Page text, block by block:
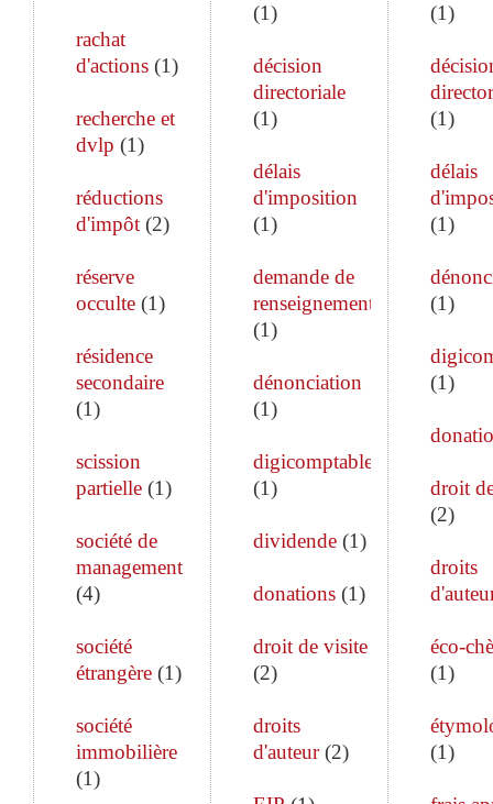
rachat
d'actions (1)
recherche et
dvlp (1)
réductions
d'impôt (2)
réserve
occulte (1)
résidence
secondaire
(1)
scission
partielle (1)
société de
management
(4)
société
étrangère (1)
société
immobilière
(1)
(1)
décision
directoriale
(1)
délais
d'imposition
(1)
demande de
renseignements
(1)
dénonciation
(1)
digicomptable
(1)
dividende(1)
donations(1)
droit de visite
(2)
droits
d'auteur(2)
(1)
(1)
délais
(1)
(1)
(1)
droit
(2)
droits
éco-
(1)
(1)